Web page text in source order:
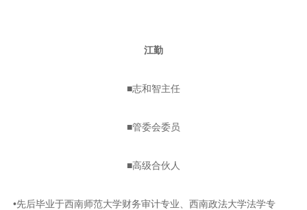
江勤
■志和智主任
■管委会委员
■高级合伙人
•先后毕业于西南师范大学财务审计专业、西南政法大学法学专